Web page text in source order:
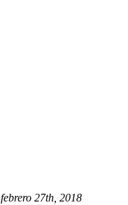
febrero 27th, 2018